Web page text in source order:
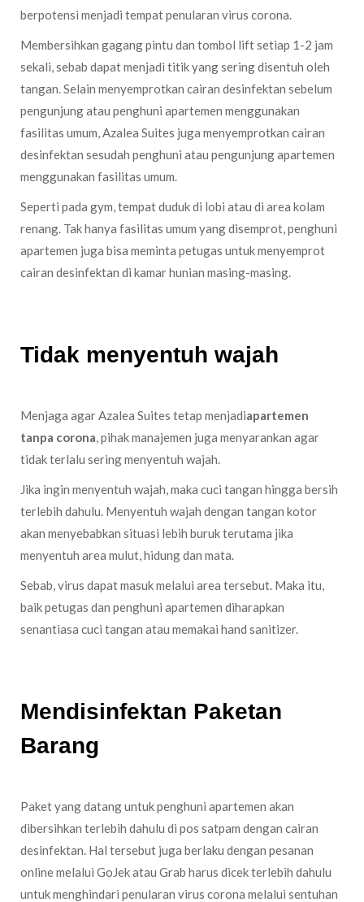
berpotensi menjadi tempat penularan virus corona.
Membersihkan gagang pintu dan tombol lift setiap 1-2 jam
sekali, sebab dapat menjadi titik yang sering disentuh oleh
tangan. Selain menyemprotkan cairan desinfektan sebelum
pengunjung atau penghuni apartemen menggunakan
fasilitas umum, Azalea Suites juga menyemprotkan cairan
desinfektan sesudah penghuni atau pengunjung apartemen
menggunakan fasilitas umum.
Seperti pada gym, tempat duduk di lobi atau di area kolam
renang. Tak hanya fasilitas umum yang disemprot, penghuni
apartemen juga bisa meminta petugas untuk menyemprot
cairan desinfektan di kamar hunian masing-masing.
Tidak menyentuh wajah
Menjaga agar Azalea Suites tetap menjadiapartemen
tanpa corona, pihak manajemen juga menyarankan agar
tidak terlalu sering menyentuh wajah.
Jika ingin menyentuh wajah, maka cuci tangan hingga bersih
terlebih dahulu. Menyentuh wajah dengan tangan kotor
akan menyebabkan situasi lebih buruk terutama jika
menyentuh area mulut, hidung dan mata.
Sebab, virus dapat masuk melalui area tersebut. Maka itu,
baik petugas dan penghuni apartemen diharapkan
senantiasa cuci tangan atau memakai hand sanitizer.
Mendisinfektan Paketan
Barang
Paket yang datang untuk penghuni apartemen akan
dibersihkan terlebih dahulu di pos satpam dengan cairan
desinfektan. Hal tersebut juga berlaku dengan pesanan
online melalui GoJek atau Grab harus dicek terlebih dahulu
untuk menghindari penularan virus corona melalui sentuhan